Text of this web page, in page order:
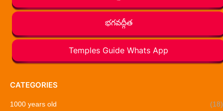
భగవద్గీత
Temples Guide Whats App
CATEGORIES
1000 years old (18)